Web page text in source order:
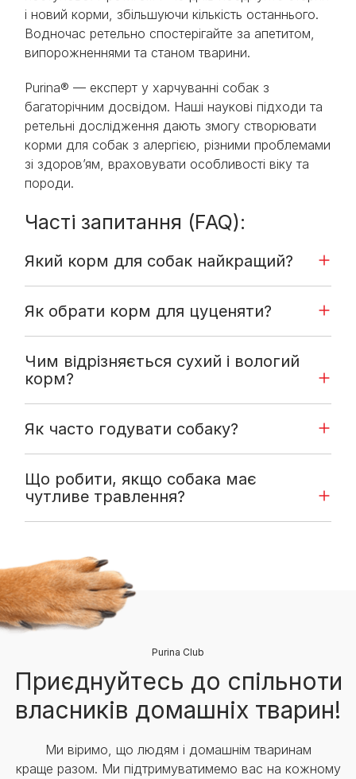
і новий корми, збільшуючи кількість останнього.
Водночас ретельно спостерігайте за апетитом,
випорожненнями та станом тварини.
Purina® — експерт у харчуванні собак з
багаторічним досвідом. Наші наукові підходи та
ретельні дослідження дають змогу створювати
корми для собак з алергією, різними проблемами
зі здоров’ям, враховувати особливості віку та
породи.
Часті запитання (FAQ):
Який корм для собак найкращий?
Як обрати корм для цуценяти?
Чим відрізняється сухий і вологий
корм?
Як часто годувати собаку?
Що робити, якщо собака має
чутливе травлення?
Purina Club
Приєднуйтесь до спільноти
власників домашніх тварин!
Ми віримо, що людям і домашнім тваринам
краще разом. Ми підтримуватимемо вас на кожному